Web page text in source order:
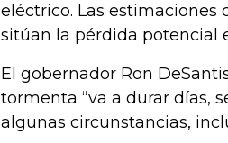
eléctrico. Las estimaciones
sitúan la pérdida potencial
El gobernador Ron
tormenta “va a durar días,
algunas circunstancias,